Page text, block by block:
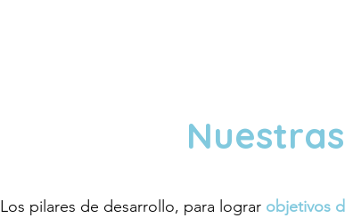
Los pilares de desarrollo, para lograr objetivos